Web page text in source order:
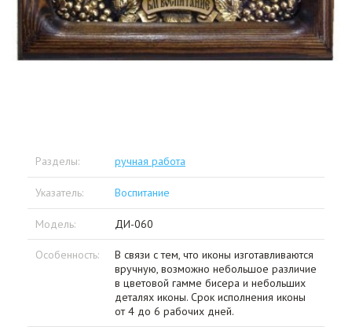
Разделы: ручная работа
Указатель: Воспитание
Модель: ДИ-060
Особенность:
В связи с тем, что иконы изготавливаются
вручную, возможно небольшое различие
в цветовой гамме бисера и небольших
деталях иконы. Срок исполнения иконы
от 4 до 6 рабочих дней.